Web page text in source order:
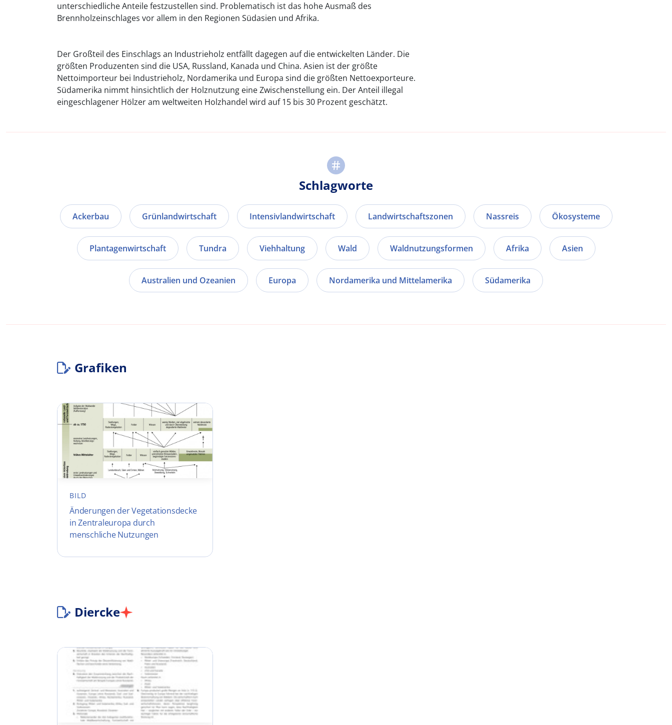
unterschiedliche Anteile festzustellen sind. Problematisch ist das hohe Ausmaß des
Brennholzeinschlages vor allem in den Regionen Südasien und Afrika.
Der Großteil des Einschlags an Industrieholz entfällt dagegen auf die entwickelten Länder. Die
größten Produzenten sind die USA, Russland, Kanada und China. Asien ist der größte
Nettoimporteur bei Industrieholz, Nordamerika und Europa sind die größten Nettoexporteure.
Südamerika nimmt hinsichtlich der Holznutzung eine Zwischenstellung ein. Der Anteil illegal
eingeschlagener Hölzer am weltweiten Holzhandel wird auf 15 bis 30 Prozent geschätzt.
Schlagworte
Ackerbau Grünlandwirtschaft Intensivlandwirtschaft Landwirtschaftszonen Nassreis Ökosysteme
Plantagenwirtschaft Tundra Viehhaltung Wald Waldnutzungsformen Afrika Asien
Australien und Ozeanien Europa Nordamerika und Mittelamerika Südamerika
Grafiken
BILD
Änderungen der Vegetationsdecke
in Zentraleuropa durch
menschliche Nutzungen
Diercke